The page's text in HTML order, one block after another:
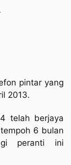
pintar yang
2013.
telah berjaya
6 bulan
peranti ini